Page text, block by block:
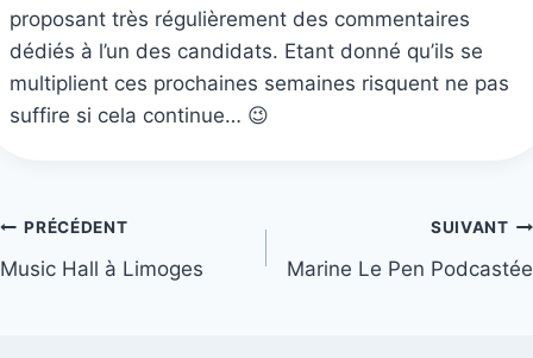
proposant très régulièrement des commentaires
dédiés à l’un des candidats. Etant donné qu’ils se
multiplient ces prochaines semaines risquent ne pas
suffire si cela continue… 😉
Navigation
de
PRÉCÉDENT
Music Hall à Limoges
SUIVANT
Marine Le Pen Podcastée